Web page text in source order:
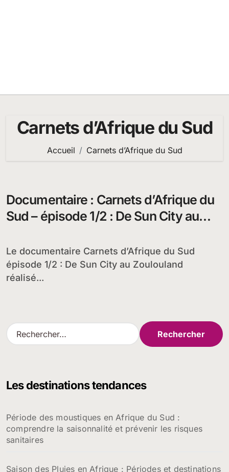
Carnets d’Afrique du Sud
Accueil Carnets d’Afrique du Sud
Documentaire : Carnets d’Afrique du
Sud – épisode 1/2 : De Sun City au
Le documentaire Carnets d’Afrique du Sud
épisode 1/2 : De Sun City au Zoulouland
réalisé...
R
e
r
e
r
Les destinations tendances
Période des moustiques en Afrique du Sud :
comprendre la saisonnalité et prévenir les risques
sanitaires
Saison des Pluies en Afrique : Périodes et destinations